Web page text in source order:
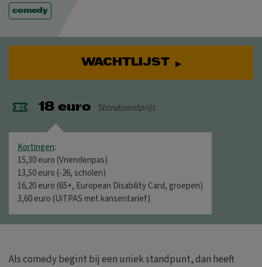
Als comedy begint bij een uniek standpunt, dan heeft
comedy
WACHTLIJST
18 euro Standaardprijs
Kortingen:
15,30 euro (Vriendenpas)
13,50 euro (-26, scholen)
16,20 euro (65+, European Disability Card, groepen)
3,60 euro (UiTPAS met kansentarief)